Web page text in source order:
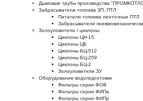
Дымовые трубы производства
Забрасыватели топлива ЗП, ПТЛ
Питатели топлива ленточные ПТЛ
Забрасыватели
Золоуловители / циклоны
Циклоны ЦН-15
Циклоны ЦБ
Циклоны БЦ-512
Циклоны БЦ-259
Циклоны БЦ-2
Золоуловители ЗУ
Оборудование водоподготовки
Фильтры серии ФОВ
Фильтры серии ФИПа
Фильтры серии ФИПр